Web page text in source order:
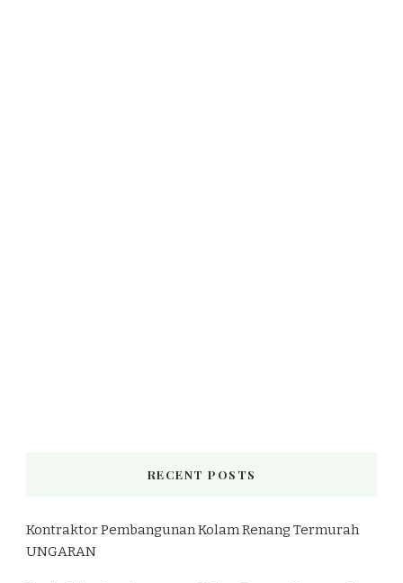
RECENT POSTS
Kontraktor Pembangunan Kolam Renang Termurah
UNGARAN